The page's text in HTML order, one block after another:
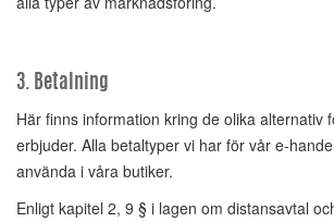
3. Betalning
Här finns information kring de olika alternativ
erbjuder. Alla betaltyper vi har för vår e-
använda i våra butiker.
Enligt kapitel 2, 9 § i lagen om distansavtal